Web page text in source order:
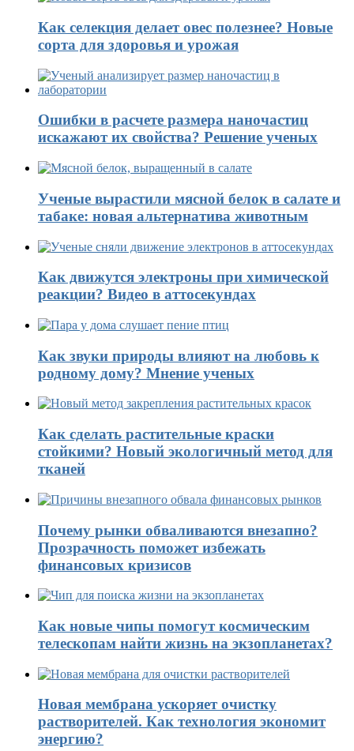
Как селекция делает овес полезнее? Новые
сорта для здоровья и урожая
Ошибки в расчете размера наночастиц
искажают их свойства? Решение ученых
Ученые вырастили мясной белок в салате и
табаке: новая альтернатива животным
Как движутся электроны при химической
реакции? Видео в аттосекундах
Как звуки природы влияют на любовь к
родному дому? Мнение ученых
Как сделать растительные краски
стойкими? Новый экологичный метод для
тканей
Почему рынки обваливаются внезапно?
Прозрачность поможет избежать
финансовых кризисов
Как новые чипы помогут космическим
телескопам найти жизнь на экзопланетах?
Новая мембрана ускоряет очистку
растворителей. Как технология экономит
энергию?